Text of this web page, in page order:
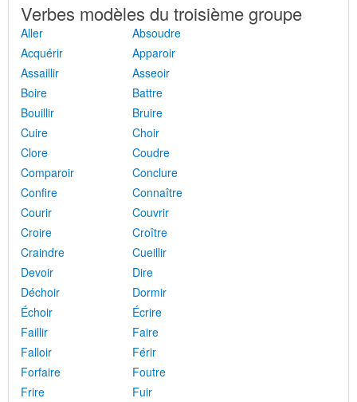
Verbes modèles du troisième groupe
Aller
Absoudre
Acquérir
Apparoir
Assaillir
Asseoir
Boire
Battre
Bouillir
Bruire
Cuire
Choir
Clore
Coudre
Comparoir
Conclure
Confire
Connaître
Courir
Couvrir
Croire
Croître
Craindre
Cueillir
Devoir
Dire
Déchoir
Dormir
Échoir
Écrire
Faillir
Faire
Falloir
Férir
Forfaire
Foutre
Frire
Fuir